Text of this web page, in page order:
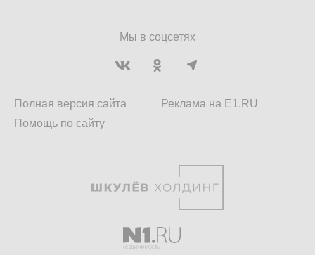
Мы в соцсетях
Полная версия сайта
Помощь по сайту
Реклама на E1.RU